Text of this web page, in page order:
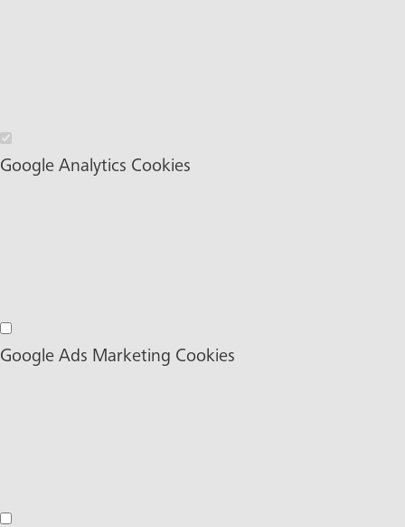
Wesentliche Cookies
Google Analytics Cookies
Google Analytics Cookies
Google Ads Marketing Cookies